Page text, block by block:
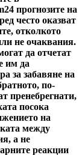
прогнозите на
често оказват
отколкото
не очаквания.
да отчетат
им да
за забавяне на
по-
пренебрегнати,
посока
на
между
а не
реакции